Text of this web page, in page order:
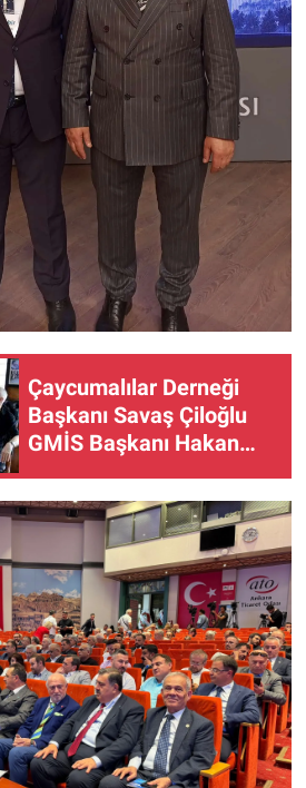
Çaycumalılar Derneği
Başkanı Savaş Çiloğlu
GMİS Başkanı Hakan